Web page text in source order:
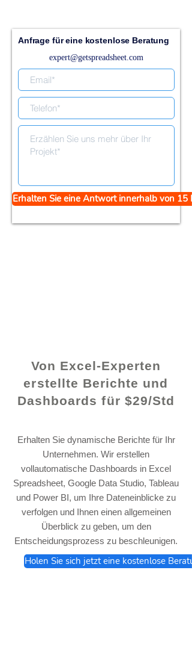
Von Excel-Experten
erstellte Berichte und
Dashboards für $29/Std
Erhalten Sie dynamische Berichte für Ihr
Unternehmen. Wir erstellen
vollautomatische Dashboards in Excel
Spreadsheet, Google Data Studio, Tableau
und Power BI, um Ihre Dateneinblicke zu
verfolgen und Ihnen einen allgemeinen
Überblick zu geben, um den
Entscheidungsprozess zu beschleunigen.
Holen Sie sich jetzt eine kostenlose
Anfrage für eine kostenlose Beratung
expert@getspreadsheet.com
Erhalten Sie eine Antwort innerhalb von 15